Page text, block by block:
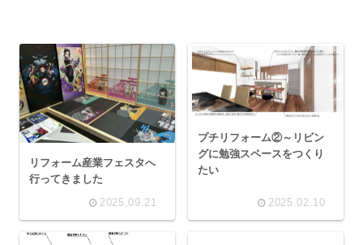
リフォーム産業フェスタへ
行ってきました
2025.09.21
プチリフォーム②～リビン
グに勉強スペースをつくり
たい
2025.02.10